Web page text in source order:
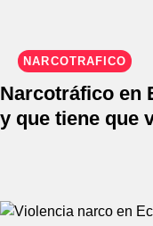
NARCOTRÁFICO
Narcotráfico en
y que tiene que